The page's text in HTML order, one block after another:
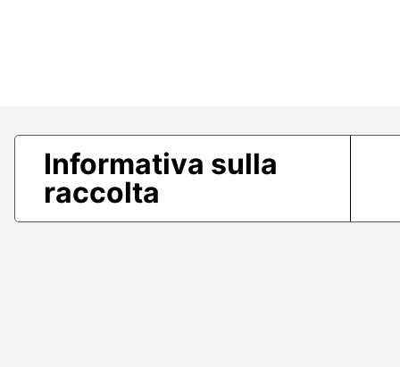
Informativa sulla
raccolta